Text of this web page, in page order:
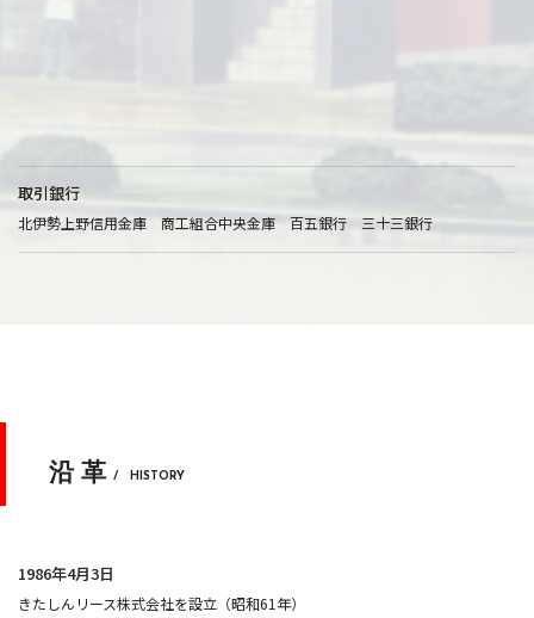
取引銀行
北伊勢上野信用金庫 商工組合中央金庫 百五銀行 三十三銀行
沿革 / HISTORY
1986年4月3日
きたしんリース株式会社を設立（昭和61年）